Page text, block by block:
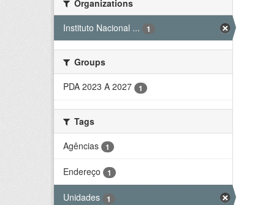
Organizations
Instituto Nacional ...
1
Groups
PDA 2023 A 2027
1
Tags
Agências
1
Endereço 1
Unidades 1